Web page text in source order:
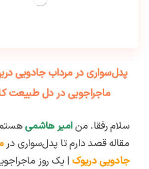
پدل‌سواری در مرداب جادویی
ماجراجویی در دل طبیعت
سلام رفقا. من امیر هاشمی
مقاله قصد دارم تا پدل‌سواری در
جادویی دریوک | یک روز